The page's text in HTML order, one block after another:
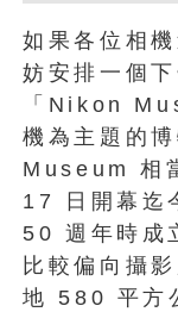
如果各位相
妨安排一個
「Nikon
機為主題的
Museum 相
17 日開幕迄
50 週年時成
比較偏向攝
地 580 平方